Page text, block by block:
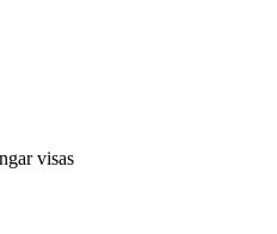
visas